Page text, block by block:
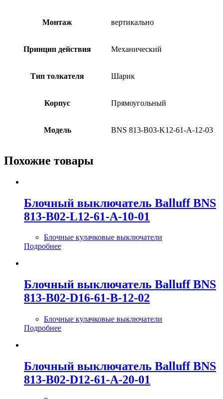
Монтаж вертикально
Принцип действия Механический
Тип толкателя Шарик
Корпус Прямоугольный
Модель BNS 813-B03-K12-61-A-12-03
Похожие товары
Блочный выключатель Balluff BNS
813-B02-L12-61-A-10-01
Блочные кулачковые выключатели
Подробнее
Блочный выключатель Balluff BNS
813-B02-D16-61-B-12-02
Блочные кулачковые выключатели
Подробнее
Блочный выключатель Balluff BNS
813-B02-D12-61-A-20-01